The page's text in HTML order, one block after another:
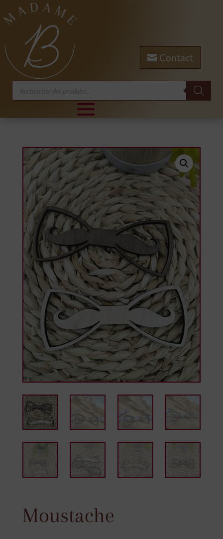
Contact
Recherche
produits
Moustache